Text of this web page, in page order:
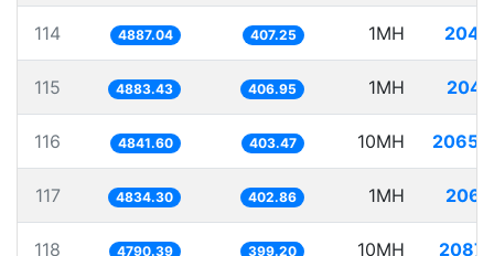
114 4887.04 407.25 1MH
115 4883.43 406.95 1MH
116 4841.60 403.47 10MH
117 4834.30 402.86 1MH
118 4790.39 399.20 10MH